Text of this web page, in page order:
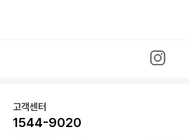
고객센터
1544-9020